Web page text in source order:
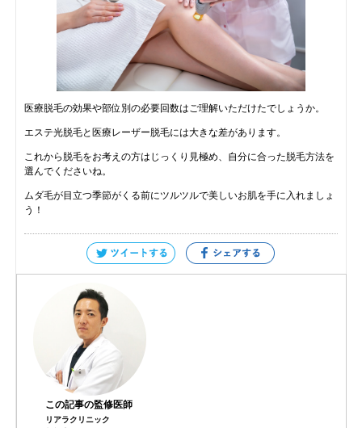
医療脱毛の効果や部位別の必要回数はご理解いただけたでしょうか。
エステ光脱毛と医療レーザー脱毛には大きな差があります。
これから脱毛をお考えの方はじっくり見極め、自分に合った脱毛方法を
選んでくださいね。
ムダ毛が目立つ季節がくる前にツルツルで美しいお肌を手に入れましょ
う！
この記事の監修医師
リアラクリニック